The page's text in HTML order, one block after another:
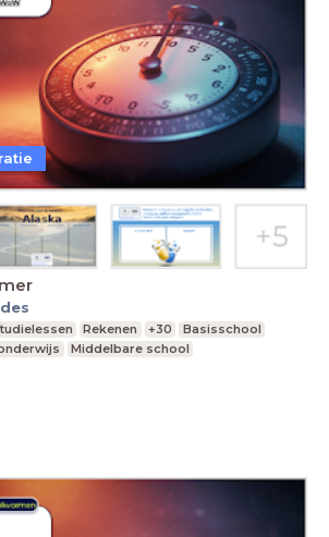
Rekenen +30
Basisschool
Middelbare school